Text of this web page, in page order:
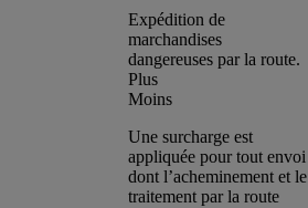
Expédition de
marchandises
dangereuses par la route.
Plus
Moins
Une surcharge est
appliquée pour tout envoi
dont l’acheminement et le
traitement par la route